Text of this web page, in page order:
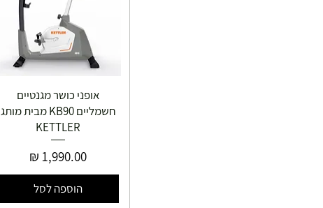
אופני כושר מגנטיים
חשמליים KB90 מבית מותג
KETTLER
מחיר
הוספה לסל